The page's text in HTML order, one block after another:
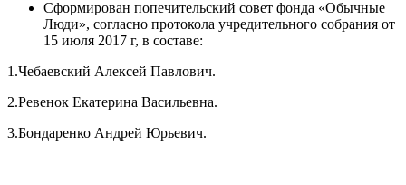
Сформирован попечительский совет фонда «Обычные
Люди», согласно протокола учредительного собрания от
15 июля 2017 г, в составе:
1.Чебаевский Алексей Павлович.
2.Ревенок Екатерина Васильевна.
3.Бондаренко Андрей Юрьевич.